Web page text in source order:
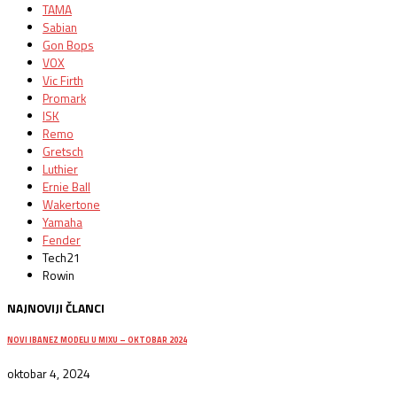
TAMA
Sabian
Gon Bops
VOX
Vic Firth
Promark
ISK
Remo
Gretsch
Luthier
Ernie Ball
Wakertone
Yamaha
Fender
Tech21
Rowin
NAJNOVIJI ČLANCI
NOVI IBANEZ MODELI U MIXU – OKTOBAR 2024
oktobar 4, 2024